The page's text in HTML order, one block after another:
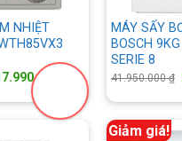
NHIỆT
31.500.000 ₫.
Giá
hiện
tại
là:
17.990.000 ₫.
MÁY SẤY
BOSCH
SERIE 8
41.950.000₫
Giảm giá!